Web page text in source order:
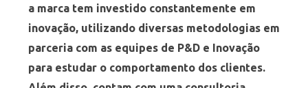
a marca tem investido constantemente em
inovação, utilizando diversas metodologias em
parceria com as equipes de P&D e Inovação
para estudar o comportamento dos clientes.